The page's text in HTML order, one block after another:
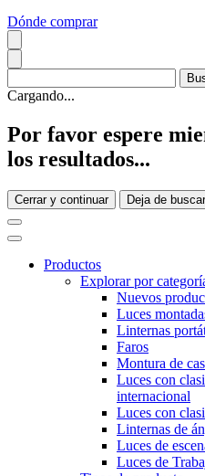
Dónde comprar
Cargando...
Por favor espere
los resultados...
Cerrar y continuar Deja de buscar
Productos
Explorar por
Nuevos
Luces
Linternas
Faros
Montura de
Luces con
internacional
Luces con
Linternas de
Luces de
Luces de